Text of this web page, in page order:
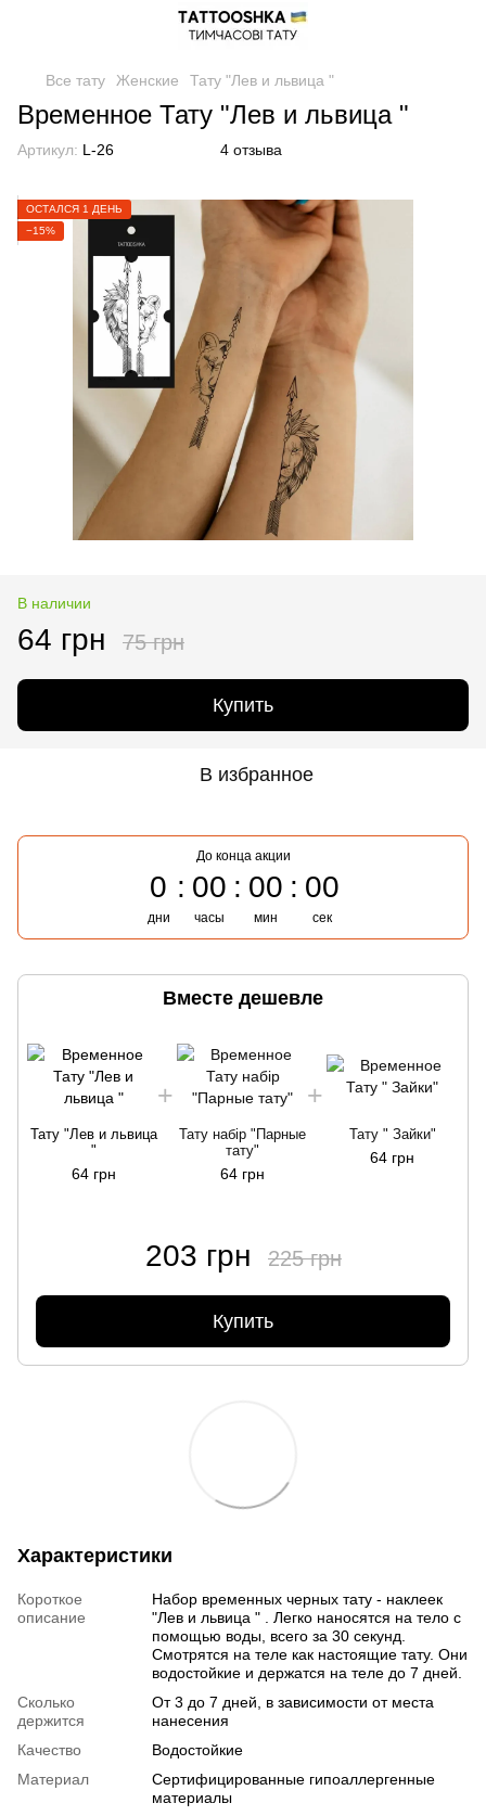
Все тату Женские Тату "Лев и львица "
Временное Тату "Лев и львица "
Артикул: L-26 4 отзыва
ОСТАЛСЯ 1 ДЕНЬ
−15%
В наличии
64 грн 75 грн
Купить
В избранное
До конца акции
0
дни
00
часы
00
мин
00
сек
Вместе дешевле
Тату "Лев и львица
"
64 грн
Тату набір "Парные
тату"
64 грн
Тату " Зайки"
64 грн
203 грн 225 грн
Купить
Характеристики
Короткое
описание
Набор временных черных тату - наклеек
"Лев и львица " . Легко наносятся на тело с
помощью воды, всего за 30 секунд.
Смотрятся на теле как настоящие тату. Они
водостойкие и держатся на теле до 7 дней.
Сколько
держится
От 3 до 7 дней, в зависимости от места
нанесения
Качество
Водостойкие
Материал
Сертифицированные гипоаллергенные
материалы